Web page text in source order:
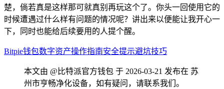
楚，倘若真是这样那可就真别再玩这个了。你头一回使用它的
时候遭遇过什么样有问题的情况呢？讲出来以便能让我开心一
下，同时也能给后续要用的人提个醒。
Bitpie钱包数字资产操作指南安全提示避坑技巧
本文由 @比特派官方钱包 于 2026-03-21 发布在 苏
州市亨畅净化设备，如有疑问，请联系我们。